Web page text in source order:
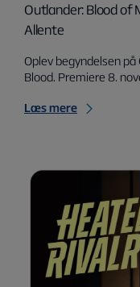
Outlander: Blood of
Allente
Oplev begyndelsen
Blood. Premiere 8.
Læs mere